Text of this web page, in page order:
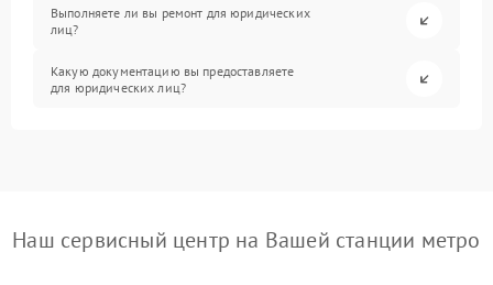
Выполняете ли вы ремонт для юридических
лиц?
Какую документацию вы предоставляете
для юридических лиц?
Наш сервисный центр на Вашей станции метро